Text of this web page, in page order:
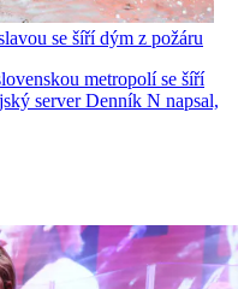
se šíří dým z požáru
metropolí se šíří
server Denník N napsal,